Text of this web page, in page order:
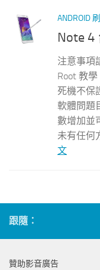
ANDROID
Note 4
注意事項
Root 教
死機不保
軟體問題
數增加並
未有任何
文
跟隨：
贊助影音廣告